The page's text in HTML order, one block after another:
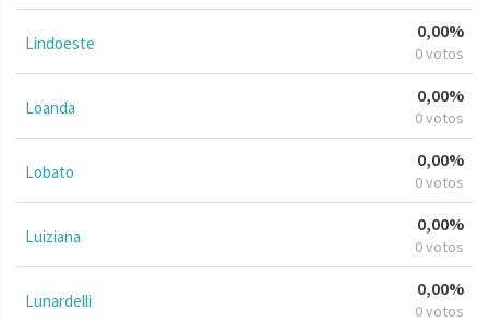
Lindoeste
0,00%
0 votos
Loanda
0,00%
0 votos
Lobato
0,00%
0 votos
Luiziana
0,00%
0 votos
Lunardelli
0,00%
0 votos